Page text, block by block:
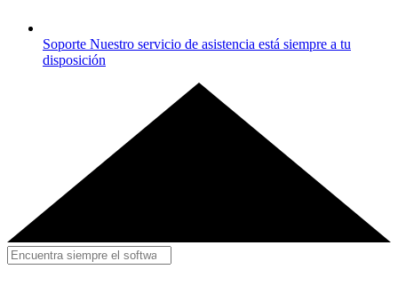
Soporte Nuestro servicio de asistencia está siempre a tu
disposición